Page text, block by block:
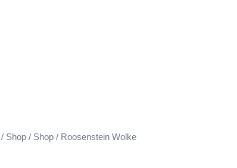
/ Shop / Shop / Roosenstein Wolke